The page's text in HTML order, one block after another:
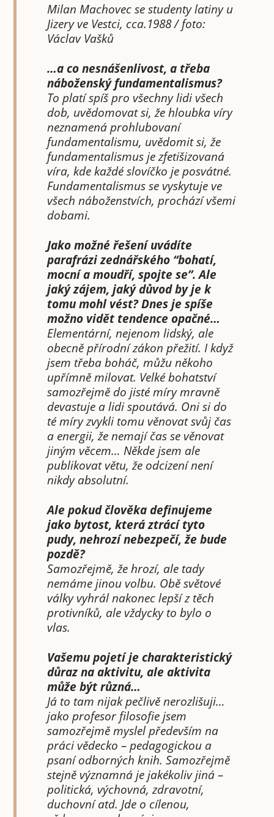
Milan Machovec se studenty latiny u
Jizery ve Vestci, cca.1988 / foto:
Václav Vašků
…a co nesnášenlivost, a třeba
náboženský fundamentalismus?
To platí spíš pro všechny lidi všech
dob, uvědomovat si, že hloubka víry
neznamená prohlubovaní
fundamentalismu, uvědomit si, že
fundamentalismus je zfetišizovaná
víra, kde každé slovíčko je posvátné.
Fundamentalismus se vyskytuje ve
všech náboženstvích, prochází všemi
dobami.
Jako možné řešení uvádíte
parafrázi zednářského “bohatí,
mocní a moudří, spojte se”. Ale
jaký zájem, jaký důvod by je k
tomu mohl vést? Dnes je spíše
možno vidět tendence opačné…
Elementární, nejenom lidský, ale
obecně přírodní zákon přežití. I když
jsem třeba boháč, můžu někoho
upřímně milovat. Velké bohatství
samozřejmě do jisté míry mravně
devastuje a lidi spoutává. Oni si do
té míry zvykli tomu věnovat svůj čas
a energii, že nemají čas se věnovat
jiným věcem… Někde jsem ale
publikovat větu, že odcizení není
nikdy absolutní.
Ale pokud člověka definujeme
jako bytost, která ztrácí tyto
pudy, nehrozí nebezpečí, že bude
pozdě?
Samozřejmě, že hrozí, ale tady
nemáme jinou volbu. Obě světové
války vyhrál nakonec lepší z těch
protivníků, ale vždycky to bylo o
vlas.
Vašemu pojetí je charakteristický
důraz na aktivitu, ale aktivita
může být různá…
Já to tam nijak pečlivě nerozlišuji…
jako profesor filosofie jsem
samozřejmě myslel především na
práci vědecko – pedagogickou a
psaní odborných knih. Samozřejmě
stejně významná je jakékoliv jiná –
politická, výchovná, zdravotní,
duchovní atd. Jde o cílenou,